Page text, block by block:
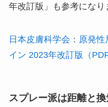
年改訂版」も参考になり
日本皮膚科学会：原発
イン 2023年改訂版（PDF
スプレー派は距離と